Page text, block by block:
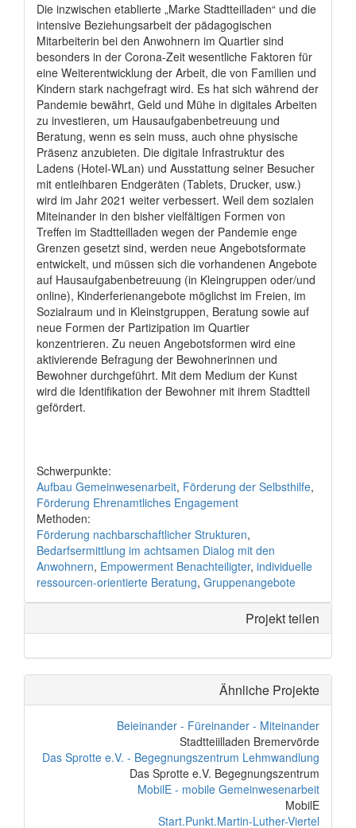
Die inzwischen etablierte „Marke Stadtteilladen“ und die
intensive Beziehungsarbeit der pädagogischen
Mitarbeiterin bei den Anwohnern im Quartier sind
besonders in der Corona-Zeit wesentliche Faktoren für
eine Weiterentwicklung der Arbeit, die von Familien und
Kindern stark nachgefragt wird. Es hat sich während der
Pandemie bewährt, Geld und Mühe in digitales Arbeiten
zu investieren, um Hausaufgabenbetreuung und
Beratung, wenn es sein muss, auch ohne physische
Präsenz anzubieten. Die digitale Infrastruktur des
Ladens (Hotel-WLan) und Ausstattung seiner Besucher
mit entleihbaren Endgeräten (Tablets, Drucker, usw.)
wird im Jahr 2021 weiter verbessert. Weil dem sozialen
Miteinander in den bisher vielfältigen Formen von
Treffen im Stadtteilladen wegen der Pandemie enge
Grenzen gesetzt sind, werden neue Angebotsformate
entwickelt, und müssen sich die vorhandenen Angebote
auf Hausaufgabenbetreuung (in Kleingruppen oder/und
online), Kinderferienangebote möglichst im Freien, im
Sozialraum und in Kleinstgruppen, Beratung sowie auf
neue Formen der Partizipation im Quartier
konzentrieren. Zu neuen Angebotsformen wird eine
aktivierende Befragung der Bewohnerinnen und
Bewohner durchgeführt. Mit dem Medium der Kunst
wird die Identifikation der Bewohner mit ihrem Stadtteil
gefördert.
Schwerpunkte:
Aufbau Gemeinwesenarbeit, Förderung der Selbsthilfe,
Förderung Ehrenamtliches Engagement
Methoden:
Förderung nachbarschaftlicher Strukturen,
Bedarfsermittlung im achtsamen Dialog mit den
Anwohnern, Empowerment Benachteiligter, individuelle
ressourcen-orientierte Beratung, Gruppenangebote
Projekt teilen
Ähnliche Projekte
Beieinander - Füreinander - Miteinander
Stadtteiilladen Bremervörde
Das Sprotte e.V. - Begegnungszentrum Lehmwandlung
Das Sprotte e.V. Begegnungszentrum
MobilE - mobile Gemeinwesenarbeit
MobilE
Start.Punkt.Martin-Luther-Viertel